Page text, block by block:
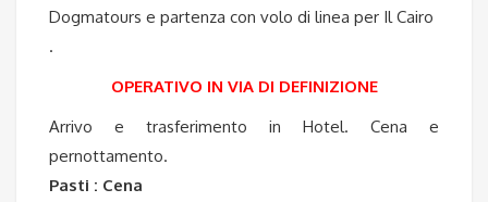
Dogmatours e partenza con volo di linea per Il Cairo
.
OPERATIVO IN VIA DI DEFINIZIONE
Arrivo e trasferimento in Hotel. Cena e
pernottamento.
Pasti : Cena